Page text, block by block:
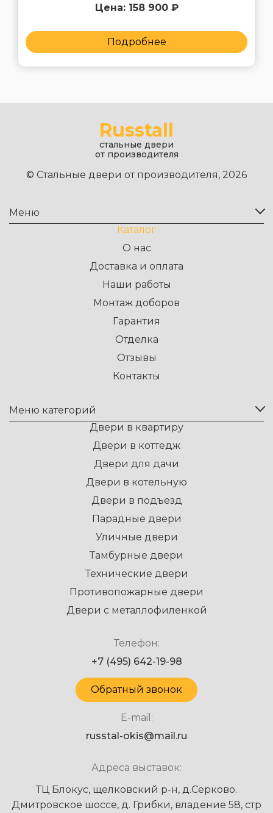
Цена: 158 900 ₽
Подробнее
Russtall
стальные двери
от производителя
© Стальные двери от производителя, 2026
Меню
Каталог
О нас
Доставка и оплата
Наши работы
Монтаж доборов
Гарантия
Отделка
Отзывы
Контакты
Меню категорий
Двери в квартиру
Двери в коттедж
Двери для дачи
Двери в котельную
Двери в подъезд
Парадные двери
Уличные двери
Тамбурные двери
Технические двери
Противопожарные двери
Двери с металлофиленкой
Телефон:
+7 (495) 642-19-98
Обратный звонок
E-mail:
russtal-okis@mail.ru
Адреса выставок:
ТЦ Блокус, щелковский р-н, д.Серково.
Дмитровское шоссе, д. Грибки, владение 58, стр